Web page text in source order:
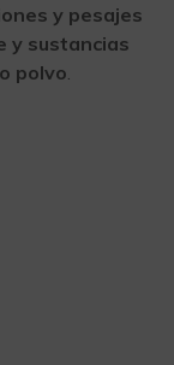
y pesajes
y sustancias
polvo